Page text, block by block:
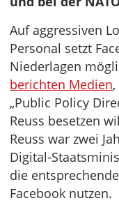
Auf aggressiven
Personal setzt
Niederlagen
berichten Medien
„Public Policy
Reuss besetzen
Reuss war zwei
Digital-
die
Facebook nutzen.